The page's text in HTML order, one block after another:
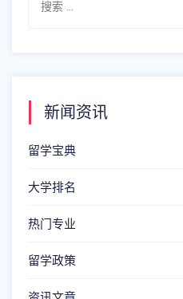
新闻资讯
留学宝典
大学排名
热门专业
留学政策